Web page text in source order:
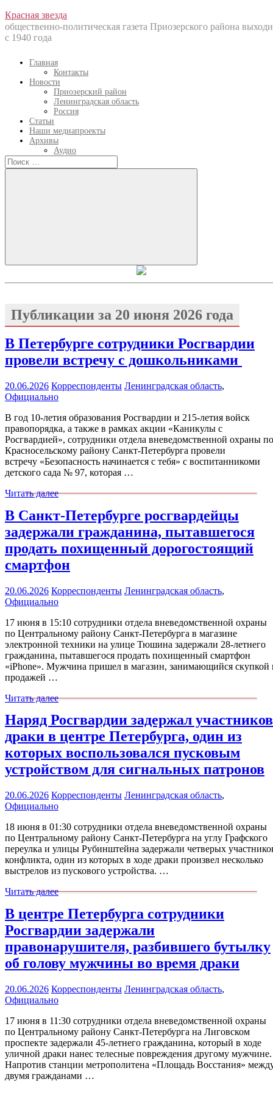
Перейти
к
содержанию
Красная звезда
общественно-политическая газета Приозерского района
с 1940 года
Главная
Контакты
Новости
Приозерский район
Ленинградская область
Россия
Статьи
Наши медиапроекты
Архивы
Аудио
Искать:
Искать
Публикации за 20 июня 2026 года
В Петербурге сотрудники Росгвардии
провели встречу с дошкольниками
20.06.2026 Корреспонденты Ленинградская область,
Официально
В год 10-летия образования Росгвардии и 215-летия войск
правопорядка, а также в рамках акции «Каникулы с
Росгвардией», сотрудники отдела вневедомственной охраны по
Красносельскому району Санкт-Петербурга провели
встречу «Безопасность начинается с тебя» с воспитанникоми
детского сада № 97, которая …
Читать далее
В Санкт-Петербурге росгвардейцы
задержали гражданина, пытавшегося
продать похищенный дорогостоящий
смартфон
20.06.2026 Корреспонденты Ленинградская область,
Официально
17 июня в 15:10 сотрудники отдела вневедомственной охраны
по Центральному району Санкт-Петербурга в магазине
электронной техники на улице Тюшина задержали 28-летнего
гражданина, пытавшегося продать похищенный смартфон
«iPhone». Мужчина пришел в магазин, занимающийся скупкой
продажей …
Читать далее
Наряд Росгвардии задержал участников
драки в центре Петербурга, один из
которых воспользовался пусковым
устройством для сигнальных патронов
20.06.2026 Корреспонденты Ленинградская область,
Официально
18 июня в 01:30 сотрудники отдела вневедомственной охраны
по Центральному району Санкт-Петербурга на углу Графского
переулка и улицы Рубинштейна задержали четверых
конфликта, один из которых в ходе драки произвел несколько
выстрелов из пускового устройства. …
Читать далее
В центре Петербурга сотрудники
Росгвардии задержали
правонарушителя, разбившего бутылку
об голову мужчины во время драки
20.06.2026 Корреспонденты Ленинградская область,
Официально
17 июня в 11:30 сотрудники отдела вневедомственной охраны
по Центральному району Санкт-Петербурга на Лиговском
проспекте задержали 45-летнего гражданина, который в ходе
уличной драки нанес телесные повреждения другому мужчине.
Напротив станции метрополитена «Площадь Восстания»
двумя гражданами …